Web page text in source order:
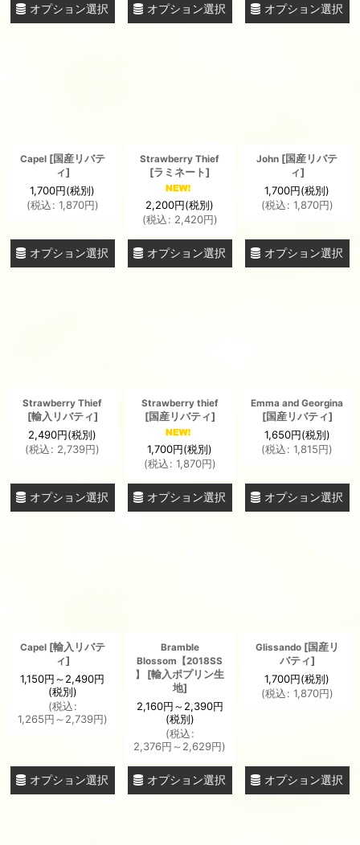
オプション選択 オプション選択 オプション選択
Capel [国産リバテ
ィ]
1,700円(税別)
(税込: 1,870円)
オプション選択
Strawberry Thief
[ラミネート]
2,200円(税別)
(税込: 2,420円)
オプション選択
John [国産リバテ
ィ]
1,700円(税別)
(税込: 1,870円)
オプション選択
Strawberry Thief
[輸入リバティ]
2,490円(税別)
(税込: 2,739円)
オプション選択
Strawberry thief
[国産リバティ]
1,700円(税別)
(税込: 1,870円)
オプション選択
Emma and Georgina
[国産リバティ]
1,650円(税別)
(税込: 1,815円)
オプション選択
Capel [輸入リバテ
ィ]
1,150円～2,490円
(税別)
(税込:
1,265円 ～2,739円)
オプション選択
Bramble
Blossom【2018SS
】
[輸入ポプリン生
地]
2,160円～2,390円
(税別)
(税込:
2,376円 ～2,629円)
オプション選択
Glissando [国産リ
バティ]
1,700円(税別)
(税込: 1,870円)
オプション選択